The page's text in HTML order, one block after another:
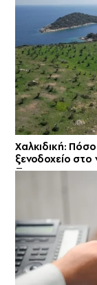
Χαλκιδική:
ξενοδοχείο